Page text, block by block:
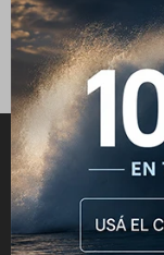
Filtrando por:
Te recomendamos quitar: